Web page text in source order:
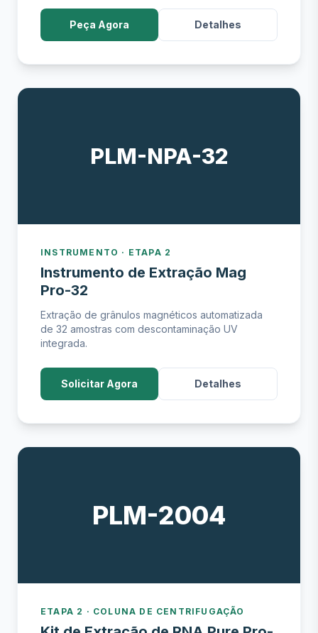
Peça Agora Detalhes
PLM-NPA-32
INSTRUMENTO · ETAPA 2
Instrumento de Extração Mag
Pro-32
Extração de grânulos magnéticos automatizada
de 32 amostras com descontaminação UV
integrada.
Solicitar Agora Detalhes
PLM-2004
ETAPA 2 · COLUNA DE CENTRIFUGAÇÃO